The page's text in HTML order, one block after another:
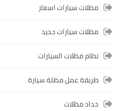
مظلات سيارات اسعار
مظلات سيارات حديد
نظام مظلات السيارات
طريقة عمل مظلة سيارة
حداد مظلات